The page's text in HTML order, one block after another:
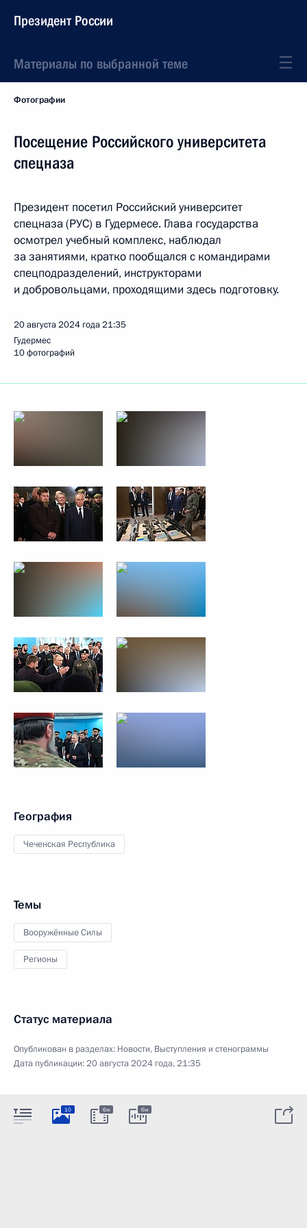
Президент России
Материалы по выбранной теме
Фотографии
Посещение Российского университета
спецназа
Президент посетил Российский университет
спецназа (РУС) в Гудермесе. Глава государства
осмотрел учебный комплекс, наблюдал
за занятиями, кратко пообщался с командирами
спецподразделений, инструкторами
и добровольцами, проходящими здесь подготовку.
20 августа 2024 года21:35
Гудермес
10 фотографий
География
Чеченская Республика
Темы
Вооружённые Силы
Регионы
Статус материала
Опубликован в разделах: Новости, Выступления и стенограммы
Дата публикации:20 августа 2024 года, 21:35
10 6м 6м